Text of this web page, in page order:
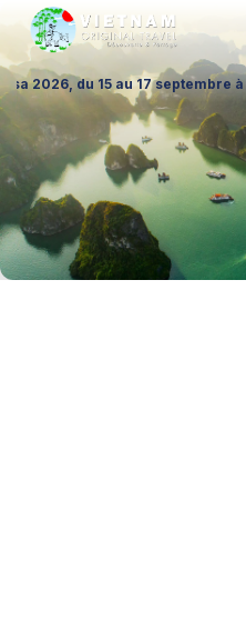
septembre à la Porte de